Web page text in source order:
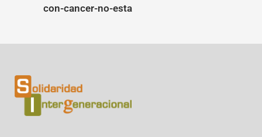
con-cancer-no-esta